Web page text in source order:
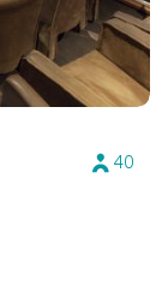
40